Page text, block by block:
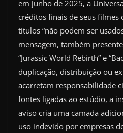
em junho de 2025, a
créditos finais de seus filmes
títulos “não podem ser
mensagem, também
“Jurassic World Rebirth” e
duplicação, distribuição ou
acarretam responsabilidade
fontes ligadas ao estúdio, a
aviso cria uma camada
uso indevido por empresas